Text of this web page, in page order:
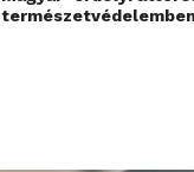
természetvédelemben